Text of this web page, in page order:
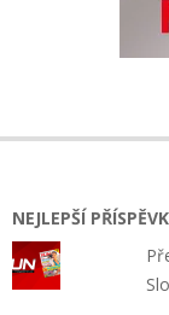
NEJLEPŠÍ